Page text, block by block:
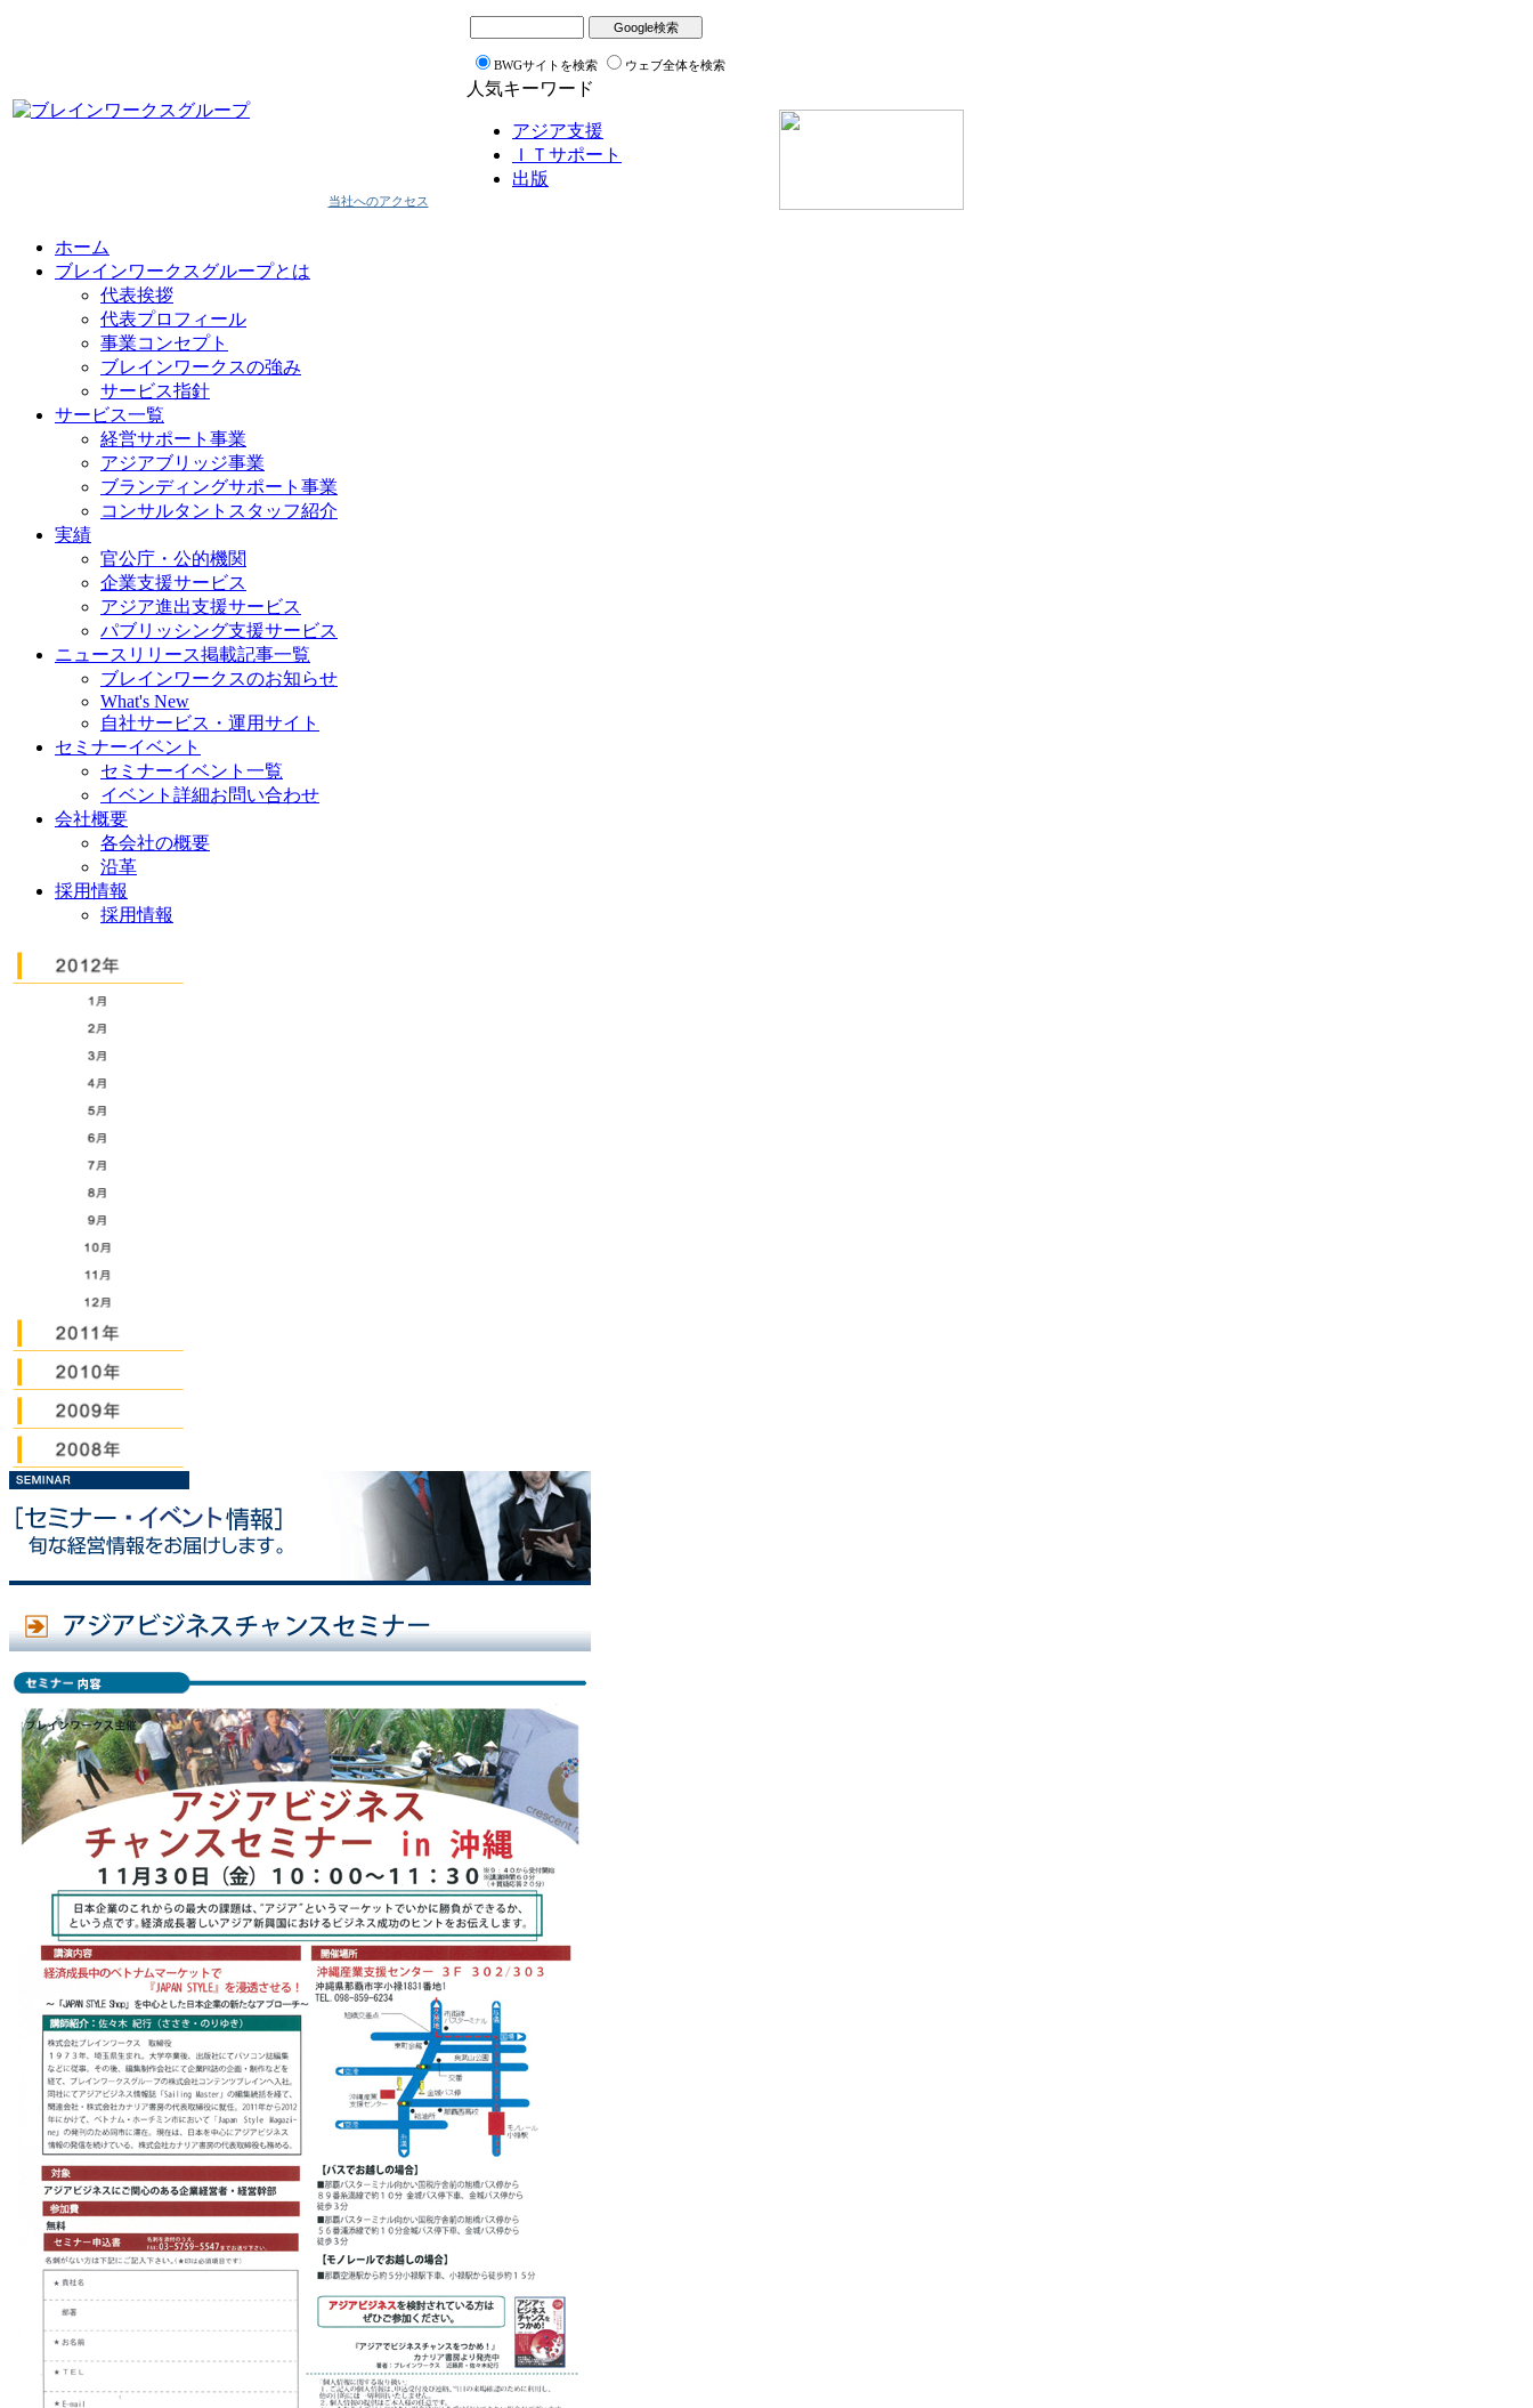
当社へのアクセス
BWGサイトを検索 ウェブ全体を検索
人気キーワード
アジア支援
ＩＴサポート
出版
ホーム
ブレインワークスグループとは
代表挨拶
代表プロフィール
事業コンセプト
ブレインワークスの強み
サービス指針
サービス一覧
経営サポート事業
アジアブリッジ事業
ブランディングサポート事業
コンサルタントスタッフ紹介
実績
官公庁・公的機関
企業支援サービス
アジア進出支援サービス
パブリッシング支援サービス
ニュースリリース掲載記事一覧
ブレインワークスのお知らせ
What's New
自社サービス・運用サイト
セミナーイベント
セミナーイベント一覧
イベント詳細お問い合わせ
会社概要
各会社の概要
沿革
採用情報
採用情報